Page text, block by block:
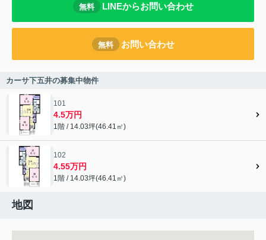
無料 LINEからお問い合わせ
無料 お問い合わせ
カーサ下五井の募集中物件
101
4.5万円
1階 / 14.03坪(46.41㎡)
102
4.55万円
1階 / 14.03坪(46.41㎡)
地図